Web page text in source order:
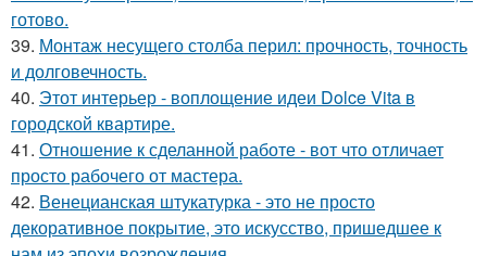
готово.
39. Монтаж несущего столба перил: прочность, точность
и долговечность.
40. Этот интерьер - воплощение идеи Dolce Vita в
городской квартире.
41. Отношение к сделанной работе - вот что отличает
просто рабочего от мастера.
42. Венецианская штукатурка - это не просто
декоративное покрытие, это искусство, пришедшее к